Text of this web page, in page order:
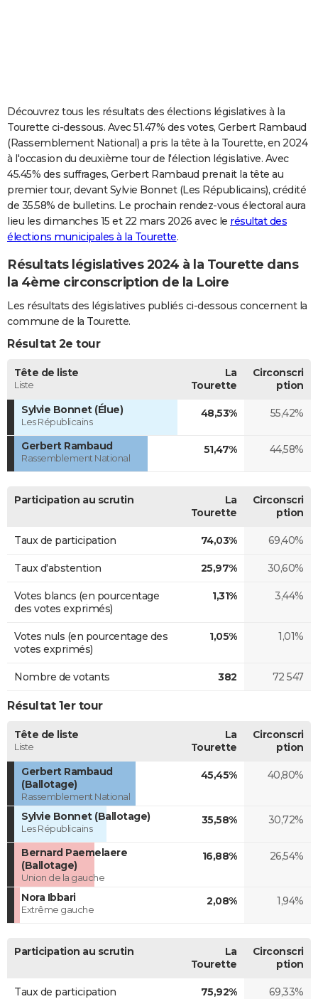
Carte de Noël
Carte Bonne année
Carte Saint-Valentin
Carte Pâques
Carte d'anniversaire
DICTIONNAIRE
Dictionnaire
Biographies
Citations
Expressions
Proverbes
PROGRAMME TV
COPAINS D'AVANT
S'inscrire
Se connecter
Lycées
Collèges
Primaires
Universités
Entreprises
Service militaire
Avis de recherche
AVIS DE DÉCÈS
Découvrez tous les résultats des élections législatives à la
Tourette ci-dessous. Avec 51.47% des votes, Gerbert Rambaud
(Rassemblement National) a pris la tête à la Tourette, en 2024
à l'occasion du deuxième tour de l'élection législative. Avec
45.45% des suffrages, Gerbert Rambaud prenait la tête au
premier tour, devant Sylvie Bonnet (Les Républicains), crédité
de 35.58% de bulletins. Le prochain rendez-vous électoral aura
lieu les dimanches 15 et 22 mars 2026 avec le résultat des
élections municipales à la Tourette.
Résultats législatives 2024 à la Tourette dans
la 4ème circonscription de la Loire
Les résultats des législatives publiés ci-dessous concernent la
commune de la Tourette.
Résultat 2e tour
Tête de liste
Liste
La
Tourette
Circonscri
ption
Sylvie Bonnet (Élue)
Les Républicains
48,53% 55,42%
Gerbert Rambaud
Rassemblement National
51,47% 44,58%
Participation au scrutin
La
Tourette
Circonscri
ption
Taux de participation 74,03% 69,40%
Taux d'abstention 25,97% 30,60%
Votes blancs (en pourcentage
des votes exprimés)
1,31% 3,44%
Votes nuls (en pourcentage des
votes exprimés)
1,05% 1,01%
Nombre de votants 382 72 547
Résultat 1er tour
Tête de liste
Liste
La
Tourette
Circonscri
ption
Gerbert Rambaud
(Ballotage)
Rassemblement National
45,45% 40,80%
Sylvie Bonnet (Ballotage)
Les Républicains
35,58% 30,72%
Bernard Paemelaere
(Ballotage)
Union de la gauche
16,88% 26,54%
Nora Ibbari
Extrême gauche
2,08% 1,94%
Participation au scrutin
La
Tourette
Circonscri
ption
Taux de participation 75,92% 69,33%